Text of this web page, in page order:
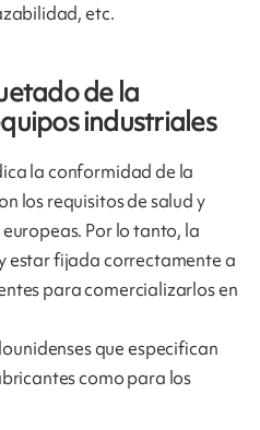
etc.
de la
industriales
la conformidad de la
los requisitos de salud y
Por lo tanto, la
estar fijada correctamente a
para comercializarlos en
que especifican
como para los